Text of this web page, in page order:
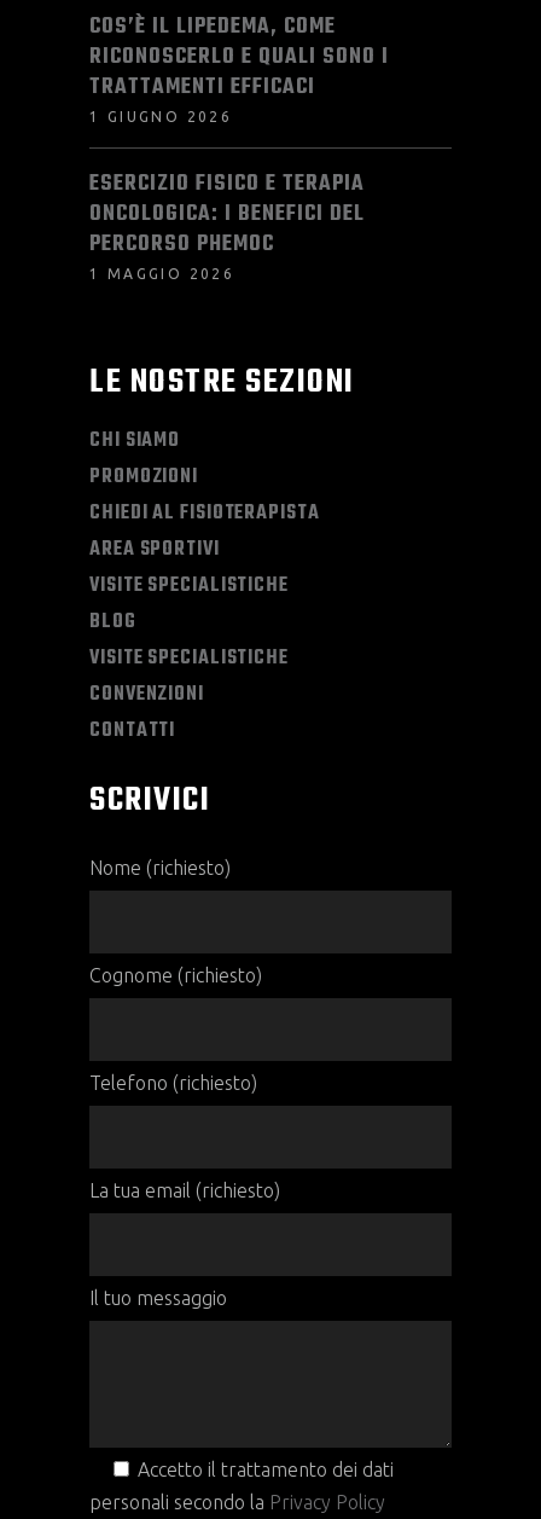
COS’È IL LIPEDEMA, COME
RICONOSCERLO E QUALI SONO I
TRATTAMENTI EFFICACI
1 GIUGNO 2026
ESERCIZIO FISICO E TERAPIA
ONCOLOGICA: I BENEFICI DEL
PERCORSO PHEMOC
1 MAGGIO 2026
LE NOSTRE SEZIONI
CHI SIAMO
PROMOZIONI
CHIEDI AL FISIOTERAPISTA
AREA SPORTIVI
VISITE SPECIALISTICHE
BLOG
VISITE SPECIALISTICHE
CONVENZIONI
CONTATTI
SCRIVICI
Nome (richiesto)
Cognome (richiesto)
Telefono (richiesto)
La tua email (richiesto)
Il tuo messaggio
Accetto il trattamento dei dati
personali secondo la Privacy Policy